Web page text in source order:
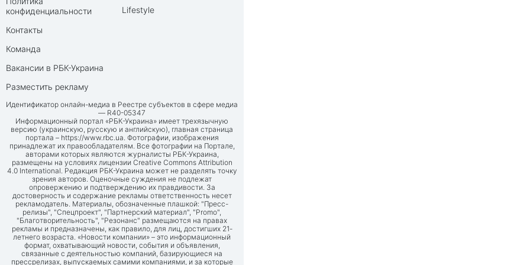
конфиденциальности
Контакты
Команда
Вакансии в РБК-Украина
Разместить рекламу
Lifestyle
Идентификатор онлайн-медиа в Реестре субъектов в сфере медиа
— R40-05347
Информационный портал «РБК-Украина» имеет трехязычную
версию (украинскую, русскую и английскую), главная страница
портала – https://www.rbc.ua. Фотографии, изображения
принадлежат их правообладателям. Все фотографии на Портале,
авторами которых являются журналисты РБК-Украина,
размещены на условиях лицензии Creative Commons Attribution
4.0 International. Редакция РБК-Украина может не разделять точку
зрения авторов. Оценочные суждения не подлежат
опровержению и подтверждению их правдивости. За
достоверность и содержание рекламы ответственность несет
рекламодатель. Материалы, обозначенные плашкой: "Пресс-
релизы", "Спецпроект", "Партнерский материал", "Promo",
"Благотворительность", "Резонанс" размещаются на правах
рекламы и предназначены, как правило, для лиц, достигших 21-
летнего возраста. «Новости компании» – это информационный
формат, охватывающий новости, события и объявления,
связанные с деятельностью компаний, базирующиеся на
прессрелизах, выпускаемых самими компаниями, и за которые